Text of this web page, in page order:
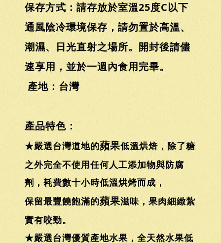
保存方式：請存放於室溫25度C以下
通風陰冷環境保存，請勿置於高溫、
潮濕、日光直射之場所。開封後請儘
速享用，並於一週內食用完畢。
產地：台灣
產品特色：
★嚴選台灣道地的蘋果低溫烘焙，除了糖
之外完全不使用任何人工添加物與防腐
劑，耗費數十小時低溫烘烤而成，
保留最豐饒飽滿的蘋果滋味，果肉細緻紮
實有咬勁。
★嚴選台灣優質產地水果，全天然水果低